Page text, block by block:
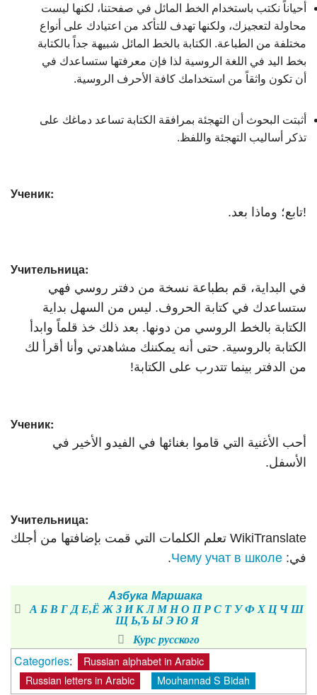
أحياناً نكتب باستخدام الخط المائل في صفحتنا، لكنها ليست
محاولة لتعجيزك، ولكنها تهدف للتأكد من اعتيادك على أنواع
مختلفة من الطباعة. الكتابة بالخط المائل شبيهة جداً بالكتابة
بخط اليد في اللغة الروسية لذا فإن معرفتها ستساعدك في
أن تكون واثقاً من استخدامك كافة الأحرف الروسية.
أثبتت البحوث أن التهجئة بمرافقة الكتابة تساعد دماغك على
تذكر أساليب التهجئة واللفظ.
Ученик:
!تابع؛ وماذا بعد.
Учительница:
في البداية، قم بطباعة نسخة من دفتر روسي فهي
ستساعدك في كتابة الحروف. ليس من السهل بداية
الكتابة بالخط الروسي من دونها. بعد ذلك خذ قلماً وابدأ
الكتابة بالروسية. حتى أنه يمكننك مشاهدتي وأنا أقرأ لك
من الدفتر بينما تتدرب على الكتابة!
Ученик:
أحب الأغنية التي قاموا بغنائها في الفيدو الأخير في
الأسفل.
Учительница:
WikiTranslate تعلم الكلمات التي قمت بإضافتها من أجلك
في: Чему учат в школе
Азбука Маршака
А Б В Г Д Е,Ё Ж З И К Л М Н О П Р С Т У Ф Х Ц Ч Ш
Щ Ь,Ъ Ы Э Ю Я
Курс русского
Categories:
Russian alphabet in Arabic
Russian letters in Arabic
Mouhannad S Bidah